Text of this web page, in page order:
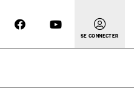
SE CONNECTER